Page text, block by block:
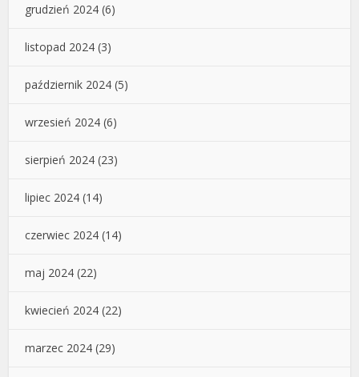
grudzień 2024 (6)
listopad 2024 (3)
październik 2024 (5)
wrzesień 2024 (6)
sierpień 2024 (23)
lipiec 2024 (14)
czerwiec 2024 (14)
maj 2024 (22)
kwiecień 2024 (22)
marzec 2024 (29)